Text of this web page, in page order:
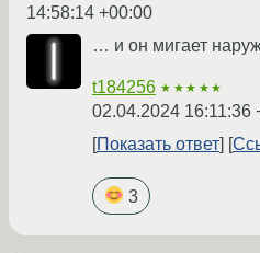
14:58:14 +00:00
… и он мигает
t184256 ★★★★★
02.04.2024 16:11:36
Показать ответ
3